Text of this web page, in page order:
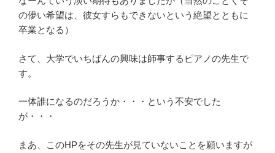
の儚い希望は、彼女すらもできないという絶望とともに
卒業となる）
さて、大学でいちばんの興味は師事するピアノの先生で
す。
一体誰になるのだろうか・・・という不安でした
が・・・
まあ、このHPをその先生が見ていないことを願いますが